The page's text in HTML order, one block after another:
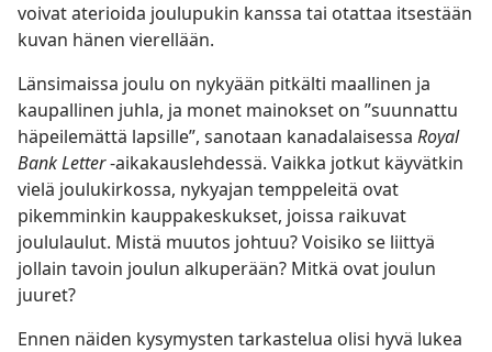
voivat aterioida joulupukin kanssa tai otattaa itsestään
kuvan hänen vierellään.
Länsimaissa joulu on nykyään pitkälti maallinen ja
kaupallinen juhla, ja monet mainokset on ”suunnattu
häpeilemättä lapsille”, sanotaan kanadalaisessa Royal
Bank Letter-aikakauslehdessä. Vaikka jotkut käyvätkin
vielä joulukirkossa, nykyajan temppeleitä ovat
pikemminkin kauppakeskukset, joissa raikuvat
joululaulut. Mistä muutos johtuu? Voisiko se liittyä
jollain tavoin joulun alkuperään? Mitkä ovat joulun
juuret?
Ennen näiden kysymysten tarkastelua olisi hyvä lukea